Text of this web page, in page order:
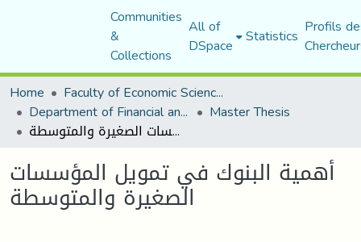
Communities
&
Collections
All of
DSpace Statistics Profils
Home
Faculty of Economic Sciences, Commerce and Management Sciences
Department of Financial and Accounting Sciences Master Thesis
أهمية البنوك في تمويل المؤسسات الصغيرة والمتوسطة
أهمية البنوك في تمويل المؤسسات
الصغيرة والمتوسطة